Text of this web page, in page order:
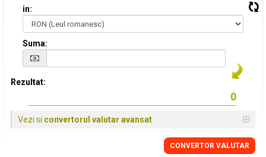
in:
Suma:
Rezultat:
Vezi si convertorul valutar avansat
CONVERTOR VALUTAR